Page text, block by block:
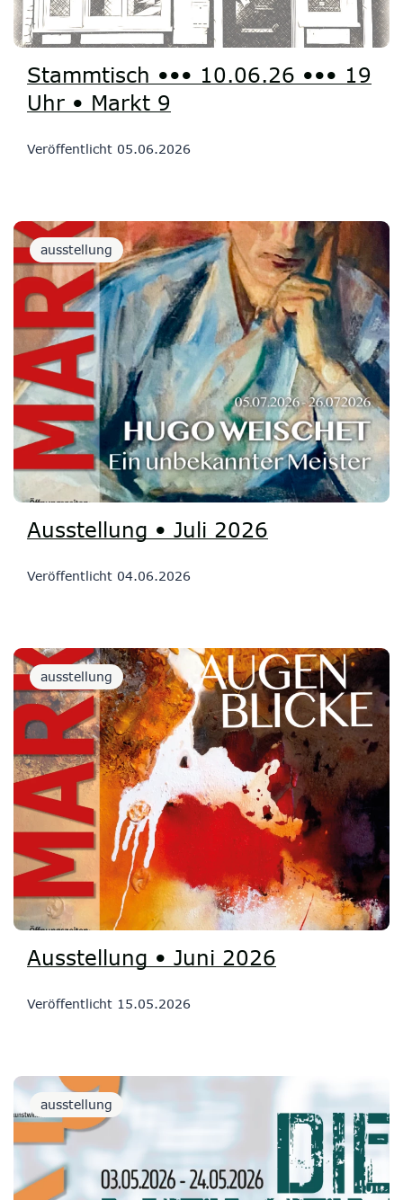
Stammtisch ••• 10.06.26 ••• 19
Uhr • Markt 9
Veröffentlicht 05.06.2026
ausstellung
Ausstellung • Juli 2026
Veröffentlicht 04.06.2026
ausstellung
Ausstellung • Juni 2026
Veröffentlicht 15.05.2026
ausstellung